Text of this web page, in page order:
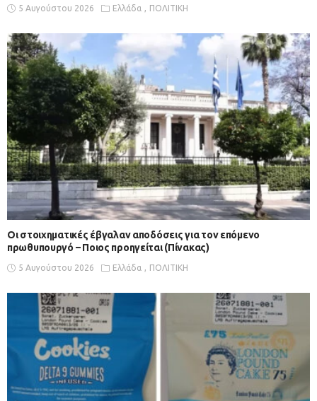
5 Αυγούστου 2026 Ελλάδα ΠΟΛΙΤΙΚΗ
Οι στοιχηματικές έβγαλαν αποδόσεις για τον επόμενο
πρωθυπουργό – Ποιος προηγείται (Πίνακας)
5 Αυγούστου 2026 Ελλάδα ΠΟΛΙΤΙΚΗ